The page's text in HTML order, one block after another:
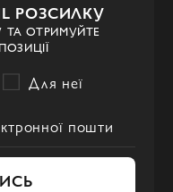
РОЗСИЛКУ
ОТРИМУЙТЕ
Для неї